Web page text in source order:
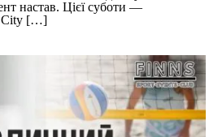
настав. Цієї суботи —
City […]